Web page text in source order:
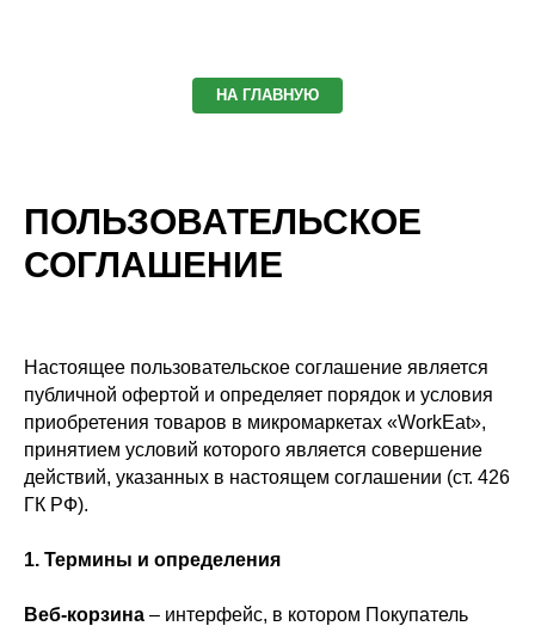
НА ГЛАВНУЮ
ПОЛЬЗОВАТЕЛЬСКОЕ
СОГЛАШЕНИЕ
Настоящее пользовательское соглашение является
публичной офертой и определяет порядок и условия
приобретения товаров в микромаркетах «WorkEat»,
принятием условий которого является совершение
действий, указанных в настоящем соглашении (ст. 426
ГК РФ).
1. Термины и определения
Веб-корзина – интерфейс, в котором Покупатель